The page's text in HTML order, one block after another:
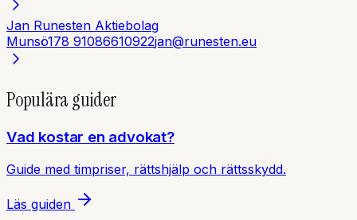
Jan Runesten Aktiebolag
Munsö178 91086610922jan@runesten.eu
Populära guider
Vad kostar en advokat?
Guide med timpriser, rättshjälp och rättsskydd.
Läs guiden